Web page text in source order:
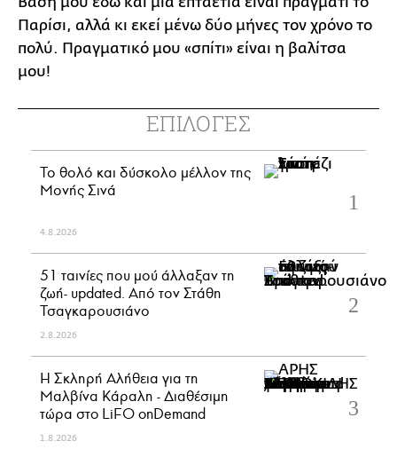
Παρίσι, αλλά κι εκεί μένω δύο μήνες τον χρόνο το
πολύ. Πραγματικό μου «σπίτι» είναι η βαλίτσα
μου!
ΕΠΙΛΟΓΕΣ
Το θολό και δύσκολο μέλλον της
Μονής Σινά
4.8.2026
51 ταινίες που μού άλλαξαν τη
ζωή- updated. Aπό τον Στάθη
Τσαγκαρουσιάνο
2.8.2026
Η Σκληρή Αλήθεια για τη
Μαλβίνα Κάραλη - Διαθέσιμη
τώρα στo LiFO onDemand
1.8.2026